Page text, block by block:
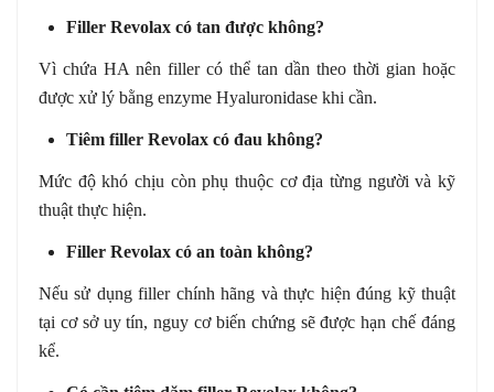
Filler Revolax có tan được không?
Vì chứa HA nên filler có thể tan dần theo thời gian hoặc
được xử lý bằng enzyme Hyaluronidase khi cần.
Tiêm filler Revolax có đau không?
Mức độ khó chịu còn phụ thuộc cơ địa từng người và kỹ
thuật thực hiện.
Filler Revolax có an toàn không?
Nếu sử dụng filler chính hãng và thực hiện đúng kỹ thuật
tại cơ sở uy tín, nguy cơ biến chứng sẽ được hạn chế đáng
kể.